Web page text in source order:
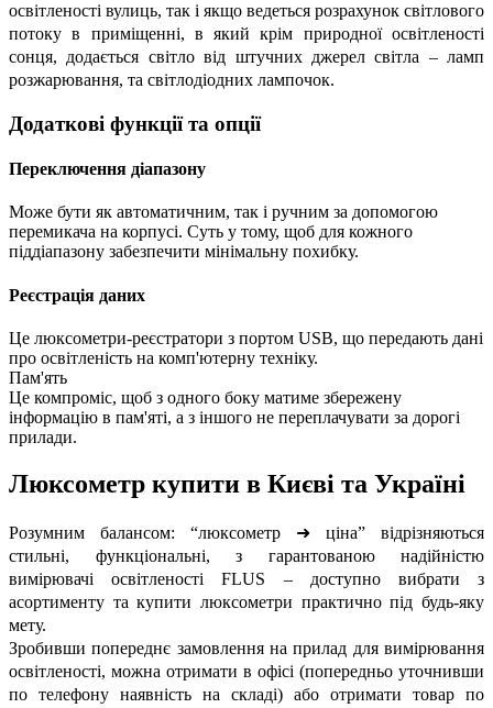
освітленості вулиць, так і якщо ведеться розрахунок світлового
потоку в приміщенні, в який крім природної освітленості
сонця, додається світло від штучних джерел світла – ламп
розжарювання, та світлодіодних лампочок.
Додаткові функції та опції
Переключення діапазону
Може бути як автоматичним, так і ручним за допомогою
перемикача на корпусі. Суть у тому, щоб для кожного
піддіапазону забезпечити мінімальну похибку.
Реєстрація даних
Це люксометри-реєстратори з портом USB, що передають дані
про освітленість на комп'ютерну техніку.
Пам'ять
Це компроміс, щоб з одного боку матиме збережену
інформацію в пам'яті, а з іншого не переплачувати за дорогі
прилади.
Люксометр купити в Києві та Україні
Розумним балансом: “люксометр ➜ ціна” відрізняються
стильні, функціональні, з гарантованою надійністю
вимірювачі освітленості FLUS – доступно вибрати з
асортименту та купити люксометри практично під будь-яку
мету.
Зробивши попереднє замовлення на прилад для вимірювання
освітленості, можна отримати в офісі (попередньо уточнивши
по телефону наявність на складі) або отримати товар по